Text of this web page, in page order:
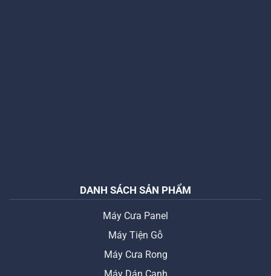
DANH SÁCH SẢN PHẨM
Máy Cưa Panel
Máy Tiện Gỗ
Máy Cưa Rong